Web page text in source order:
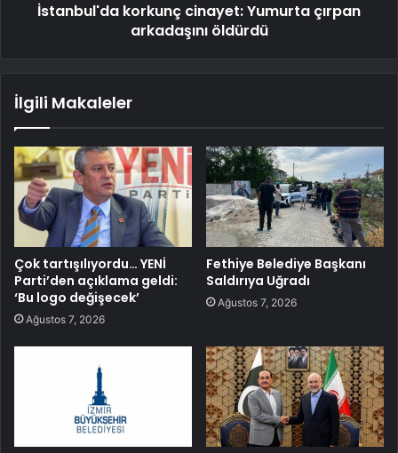
İstanbul'da korkunç cinayet: Yumurta çırpan
arkadaşını öldürdü
İlgili Makaleler
Çok tartışılıyordu… YENİ
Parti’den açıklama geldi:
‘Bu logo değişecek’
Ağustos 7, 2026
Fethiye Belediye Başkanı
Saldırıya Uğradı
Ağustos 7, 2026